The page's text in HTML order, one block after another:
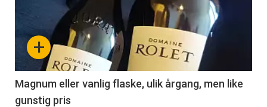
akkurat
nå
3
+
Magnum eller vanlig flaske, ulik årgang, men like
gunstig pris